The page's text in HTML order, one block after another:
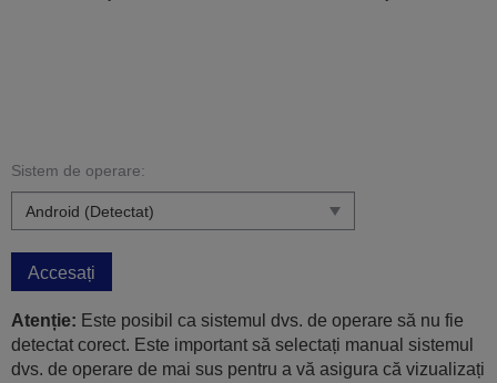
Sistem de operare:
Accesați
Atenție: Este posibil ca sistemul dvs. de operare să nu fie
detectat corect. Este important să selectați manual sistemul
dvs. de operare de mai sus pentru a vă asigura că vizualizați